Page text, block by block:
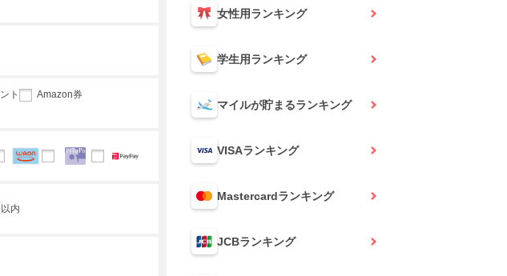
ト
Amazon券
内
女性用ランキング
学生用ランキング
マイルが貯まるランキング
VISAランキング
Mastercardランキング
JCBランキング